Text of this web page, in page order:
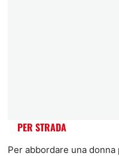
PER STRADA
Per abbordare una